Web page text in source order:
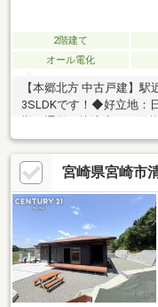
2階建て
オール電化
【本郷北方 中古戸建】
3SLDKです！◆好立地：
◆充実設備：食洗機付シ
1坪以上の広々バスルー
駐車可能（車種による）
域。使い勝手の良いカウ
リーに嬉しい工夫が詰ま
宮崎県宮崎市